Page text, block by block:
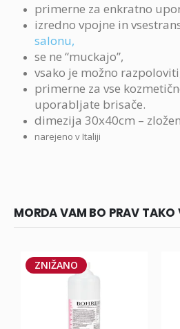
primerne za enkratno
izredno vpojne in
salonu,
se ne “muckajo”,
vsako je možno
primerne za vse
uporabljate brisače.
dimezija 30x40cm –
narejeno v Italiji
MORDA VAM BO PRAV TAKO
ZNIŽANO